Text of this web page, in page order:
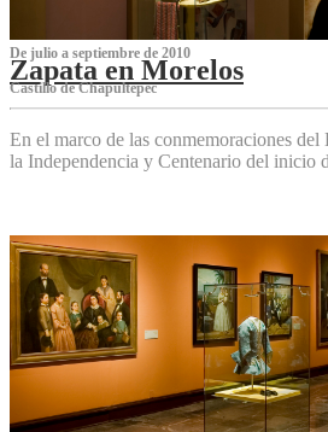
De julio a septiembre de 2010
Zapata en Morelos
Castillo de Chapultepec
En el marco de las conmemoraciones
la Independencia y Centenario del